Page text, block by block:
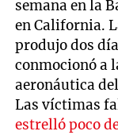
semana en la
en California.
produjo dos
conmocionó a
aeronáutica
Las víctimas
estrelló poco